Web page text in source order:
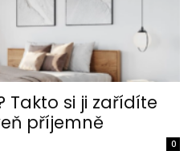
Takto si ji zařídíte
příjemně
0